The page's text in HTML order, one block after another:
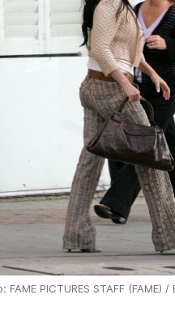
FAME PICTURES STAFF